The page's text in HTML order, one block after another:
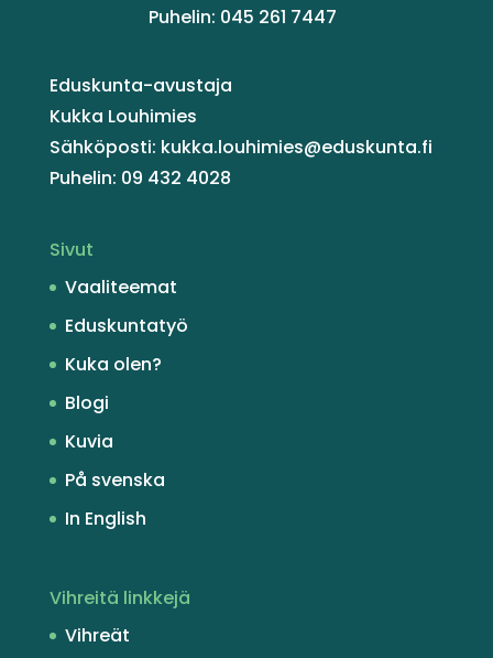
Puhelin: 045 261 7447
Eduskunta-avustaja
Kukka Louhimies
Sähköposti: kukka.louhimies@eduskunta.fi
Puhelin: 09 432 4028
Sivut
Vaaliteemat
Eduskuntatyö
Kuka olen?
Blogi
Kuvia
På svenska
In English
Vihreitä linkkejä
Vihreät